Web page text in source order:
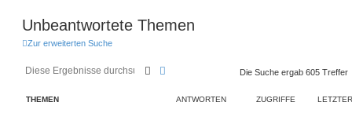
Unbeantwortete Themen
Zur erweiterten Suche
SucheErweiterte SucheDie Suche ergab 605 Treffer
THEMEN ANTWORTEN ZUGRIFFE